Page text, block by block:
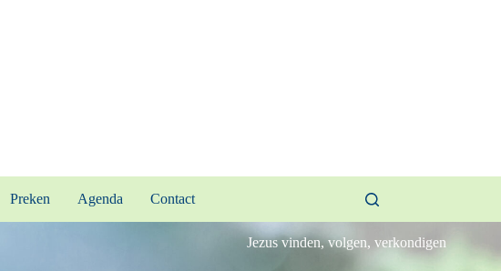
Preken Agenda Contact
Jezus vinden, volgen, verkondigen